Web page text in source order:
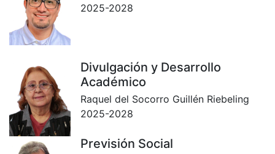
2025-2028
Divulgación y Desarrollo
Académico
Raquel del Socorro Guillén Riebeling
2025-2028
Previsión Social